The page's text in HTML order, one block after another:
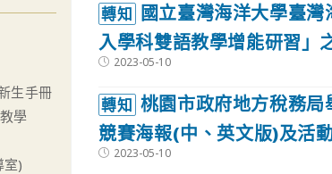
轉知 國立臺灣海洋大學臺
入學科雙語教學增能研習」
Post2023-05-10
轉知 桃園市政府地方稅務
競賽海報(中、英文版)及活
Post2023-05-10
生手冊
學
室)